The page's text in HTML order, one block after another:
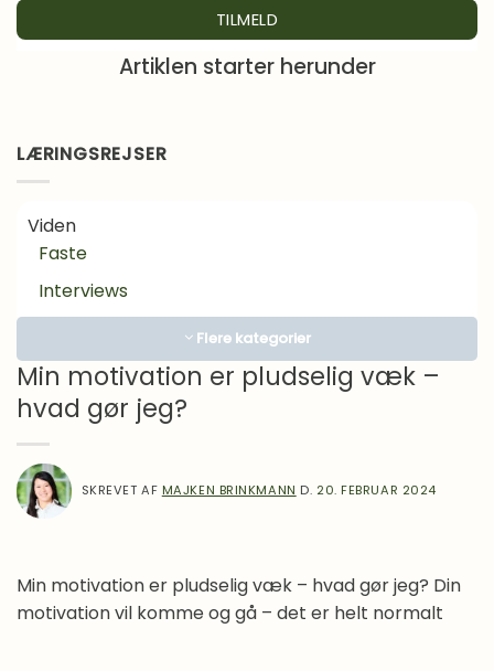
Artiklen starter herunder
LÆRINGSREJSER
Viden
Faste
Interviews
Lægens hjørne
Motivation
Om Mad
Inspiration
Madlavning
Proteiner i praksis
Sense gennem 10 år
Flere kategorier
Min motivation er pludselig væk –
hvad gør jeg?
SKREVET AF MAJKEN BRINKMANN D. 20. FEBRUAR 2024
Min motivation er pludselig væk – hvad gør jeg? Din
motivation vil komme og gå – det er helt normalt